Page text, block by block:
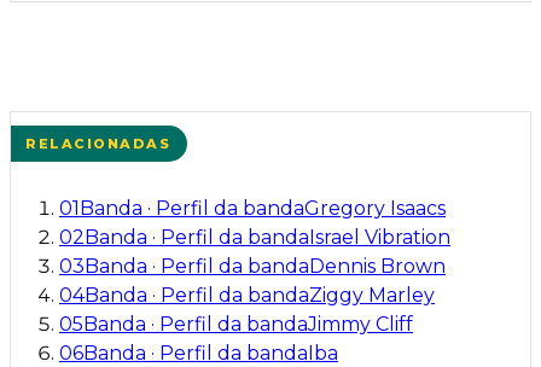
RELACIONADAS
01 Banda · Perfil da bandaGregory Isaacs
02 Banda · Perfil da banda Israel Vibration
03 Banda · Perfil da banda Dennis Brown
04Banda · Perfil da bandaZiggy Marley
05 Banda · Perfil da bandaJimmy Cliff
06Banda · Perfil da banda Iba